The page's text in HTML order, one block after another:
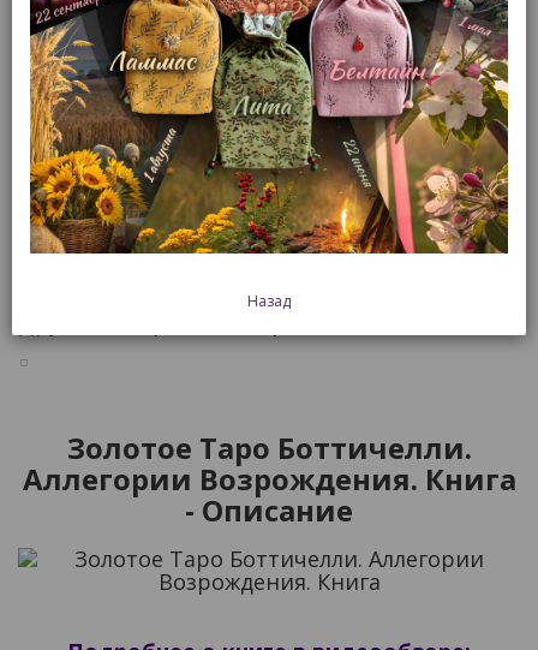
Доступность: На складе
Отправим в день заказа!
Производитель: Аввалон-Lo
Scarabeo/Ларец Таро
Смотреть все товары этого бренда
860 р. В корзину
Быстрый заказ
Золотое Таро Боттичелли.
Аллегории Возрождения. Книга
- Описание
Назад